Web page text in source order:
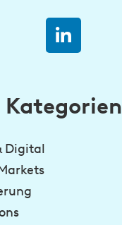
Kategorien
Digital